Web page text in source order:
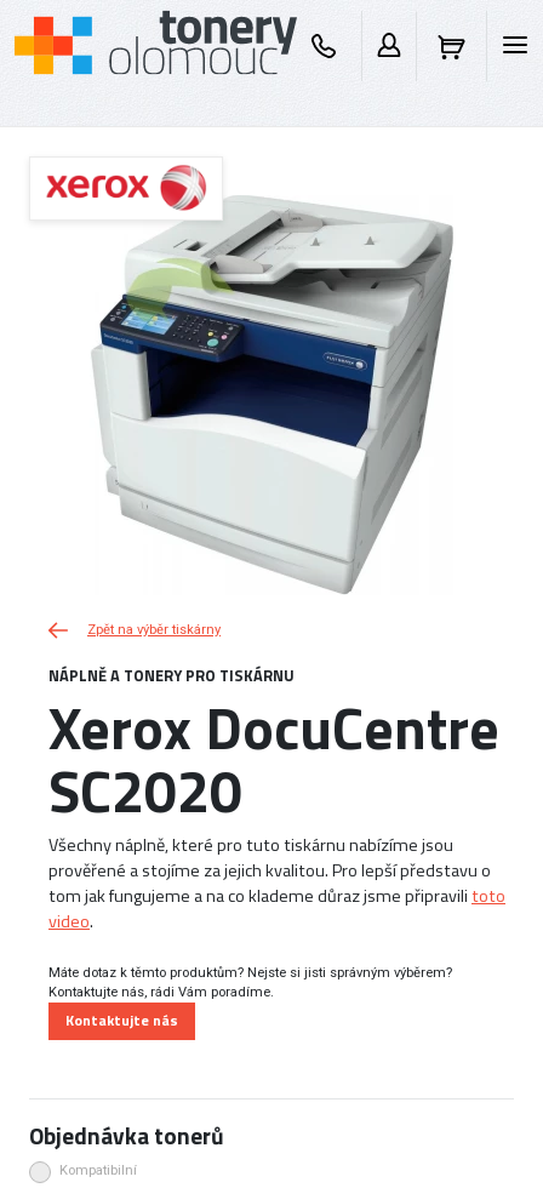
Zpět na výběr tiskárny
NÁPLNĚ A TONERY PRO TISKÁRNU
Xerox DocuCentre
SC2020
Všechny náplně, které pro tuto tiskárnu nabízíme jsou
prověřené a stojíme za jejich kvalitou. Pro lepší představu o
tom jak fungujeme a na co klademe důraz jsme připravilitoto
video.
Máte dotaz k těmto produktům? Nejste si jisti správným výběrem?
Kontaktujte nás, rádi Vám poradíme.
Kontaktujte nás
Objednávka tonerů
Kompatibilní